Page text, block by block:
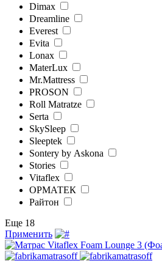
Dimax
Dreamline
Everest
Evita
Lonax
MaterLux
Mr.Mattress
PROSON
Roll Matratze
Serta
SkySleep
Sleeptek
Sontery by Askona
Stories
Vitaflex
ОРМАТЕК
Райтон
Еще 18
Применить